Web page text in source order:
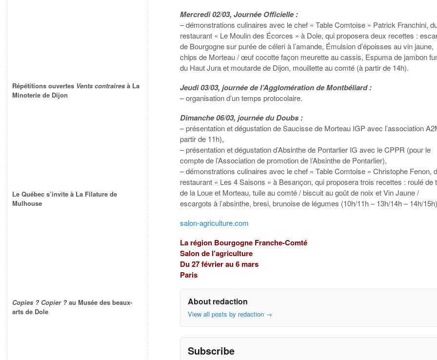
Mercredi 02/03, Journée Officielle :
– démonstrations culinaires avec le chef « Table Comtoise » Patrick Franchini,
restaurant « Le Moulin des Écorces » à Dole, qui proposera deux recettes :
de Bourgogne sur purée de céleri à l’amande, Émulsion d’époisses au vin jaune,
chips de Morteau / œuf cocotte façon meurette au cassis, Espuma de jambon
du Haut Jura et moutarde de Dijon, mouillette au comté (à partir de 14h).
Jeudi 03/03, journée de l’Agglomération de Montbéliard :
– organisation d’un temps protocolaire.
Dimanche 06/03, journée du Doubs :
– présentation et dégustation de Saucisse de Morteau IGP avec l’association
partir de 11h),
– présentation et dégustation d’Absinthe de Pontarlier IG avec le CPPR (pour le
compte de l’Association de promotion de l’Absinthe de Pontarlier),
– démonstrations culinaires avec le chef « Table Comtoise » Christophe Fenon,
restaurant « Les 4 Saisons » à Besançon, qui proposera trois recettes : roulé de
de la Loue et Morteau, tuile au comté / biscuit au goût de noix et Vin Jaune /
escargots à l’absinthe, bresi, brunoise de légumes (10h/11h – 13h/14h – 14h/
salon-agriculture.com
La région Bourgogne Franche-Comté
Salon de l’agriculture
Du 27 février au 6 mars
Paris
About redaction
View all posts by redaction →
Subscribe
Répétitions ouvertes Vents contraires à La
Minoterie de Dijon
Le Québec s’invite à La Filature de
Mulhouse
Copies ? Copier ? au Musée des beaux-
arts de Dole